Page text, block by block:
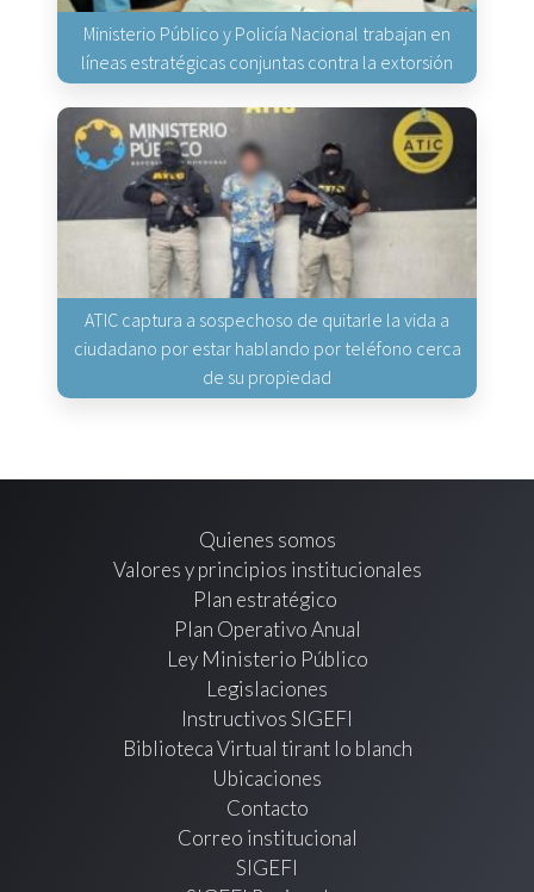
Ministerio Público y Policía Nacional trabajan en
líneas estratégicas conjuntas contra la extorsión
ATIC captura a sospechoso de quitarle la vida a
ciudadano por estar hablando por teléfono cerca
de su propiedad
Quienes somos
Valores y principios institucionales
Plan estratégico
Plan Operativo Anual
Ley Ministerio Público
Legislaciones
Instructivos SIGEFI
Biblioteca Virtual tirant lo blanch
Ubicaciones
Contacto
Correo institucional
SIGEFI